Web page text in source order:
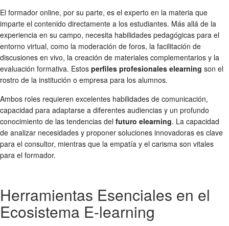
El formador online, por su parte, es el experto en la materia que
imparte el contenido directamente a los estudiantes. Más allá de la
experiencia en su campo, necesita habilidades pedagógicas para el
entorno virtual, como la moderación de foros, la facilitación de
discusiones en vivo, la creación de materiales complementarios y la
evaluación formativa. Estos perfiles profesionales elearning son el
rostro de la institución o empresa para los alumnos.
Ambos roles requieren excelentes habilidades de comunicación,
capacidad para adaptarse a diferentes audiencias y un profundo
conocimiento de las tendencias del futuro elearning. La capacidad
de analizar necesidades y proponer soluciones innovadoras es clave
para el consultor, mientras que la empatía y el carisma son vitales
para el formador.
Herramientas Esenciales en el
Ecosistema E-learning